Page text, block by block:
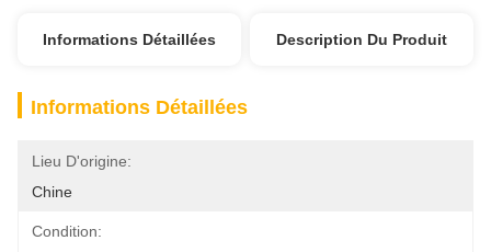
Informations Détaillées Description Du Produit
Informations Détaillées
Lieu D'origine:
Chine
Condition: